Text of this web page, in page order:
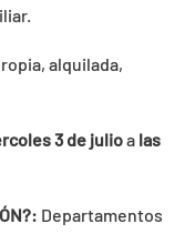
alquilada,
3 de julioa las
Departamentos